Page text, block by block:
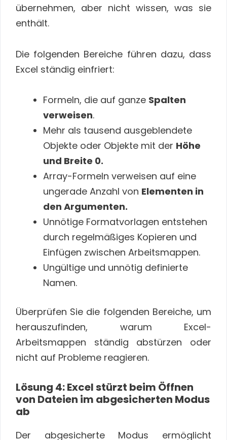
übernehmen, aber nicht wissen, was sie
enthält.
Die folgenden Bereiche führen dazu, dass
Excel ständig einfriert:
Formeln, die auf ganze Spalten
verweisen.
Mehr als tausend ausgeblendete
Objekte oder Objekte mit der Höhe
und Breite 0.
Array-Formeln verweisen auf eine
ungerade Anzahl von Elementen in
den Argumenten.
Unnötige Formatvorlagen entstehen
durch regelmäßiges Kopieren und
Einfügen zwischen Arbeitsmappen.
Ungültige und unnötig definierte
Namen.
Überprüfen Sie die folgenden Bereiche, um
herauszufinden, warum Excel-
Arbeitsmappen ständig abstürzen oder
nicht auf Probleme reagieren.
Lösung 4: Excel stürzt beim Öffnen
von Dateien im abgesicherten Modus
ab
Der abgesicherte Modus ermöglicht